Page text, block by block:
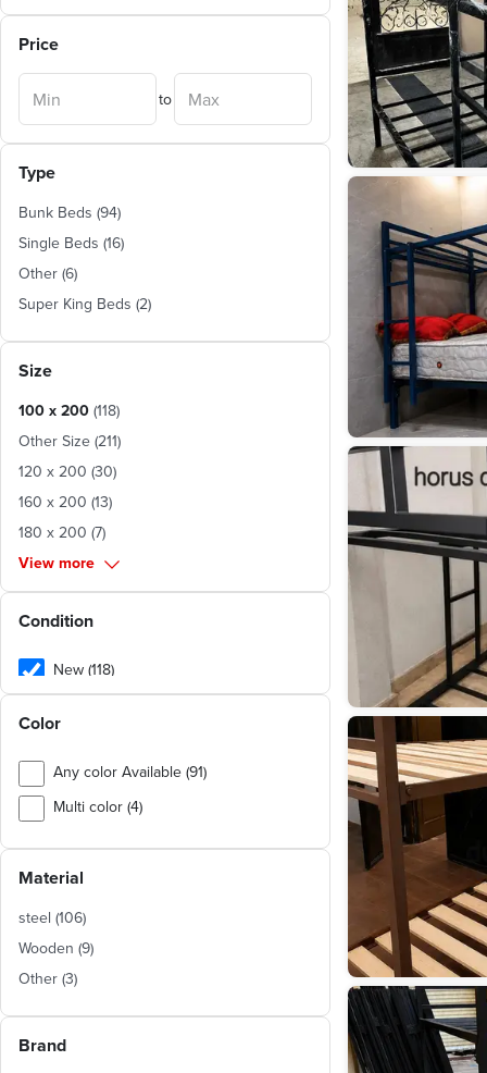
Maadi (1)
Ain Shams
Gesr Al Suez (1)
Price
to
Type
Bunk Beds (94)
Single Beds (16)
Other (6)
Super King Beds (2)
Size
100 x 200 (118)
Other Size (211)
120 x 200 (30)
160 x 200 (13)
180 x 200 (7)
View more
Condition
New (118)
Color
Any color Available (91)
Multi color (4)
Brown (1)
Transparent (1)
Beige (1)
White (1)
Blue (1)
Red (1)
Material
steel (106)
Wooden (9)
Other (3)
Brand